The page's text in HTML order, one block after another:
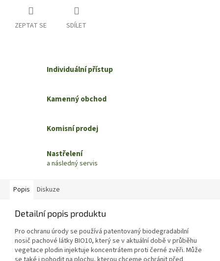
ZEPTAT SE SDÍLET
Individuální přístup
Kamenný obchod
Komisní prodej
Nastřelení
a následný servis
Popis Diskuze
Detailní popis produktu
Pro ochranu úrody se používá patentovaný biodegradabilní
nosič pachové látky BIO10, který se v aktuální době v průběhu
vegetace plodin injektuje koncentrátem proti černé zvěři. Může